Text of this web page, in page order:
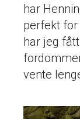
har
perfekt for
har jeg
vente